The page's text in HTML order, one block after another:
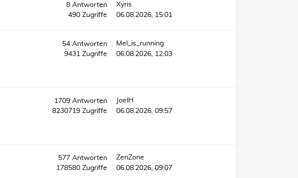
8Antworten
490Zugriffe
Xyris
06.08.2026, 15:01
54Antworten
9431Zugriffe
Mel_is_running
06.08.2026, 12:03
1709Antworten
8230719Zugriffe
JoelH
06.08.2026, 09:57
577Antworten
178580Zugriffe
ZenZone
06.08.2026, 09:07